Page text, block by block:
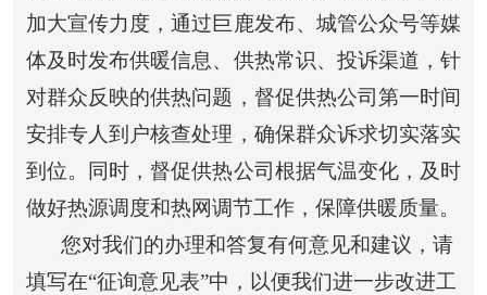
加大宣传力度，通过巨鹿发布、城管公众号等媒
体及时发布供暖信息、供热常识、投诉渠道，针
对群众反映的供热问题， 督促供热公司第一时间
安排专人到户核查处理 ，确保群众诉求切实落实
到位。同时，督促供热公司根据气温变化， 及时
做好热源调度和热网调节工作， 保障供暖质量。
您对我们的办理和答复有何意见和建议，请
填写在“征询意见表”中，以便我们进一步改进工